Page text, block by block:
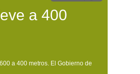
a 400
a 400 metros. El Gobierno de